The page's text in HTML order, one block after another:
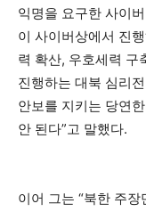
익명을 요구한 사이
이 사이버상에서 진
력 확산, 우호세력 구
진행하는 대북 심리
안보를 지키는 당연
안 된다”고 말했다.
이어 그는 “북한 주